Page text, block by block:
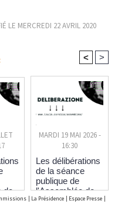
LE MERCREDI 22 AVRIL 2020
< >
de
et
MARDI 19 MAI 2026 -
16:30
Les délibérations
de la séance
publique de
l'Assemblée de
Corse des 20,21
| La Présidence | Espace Presse |